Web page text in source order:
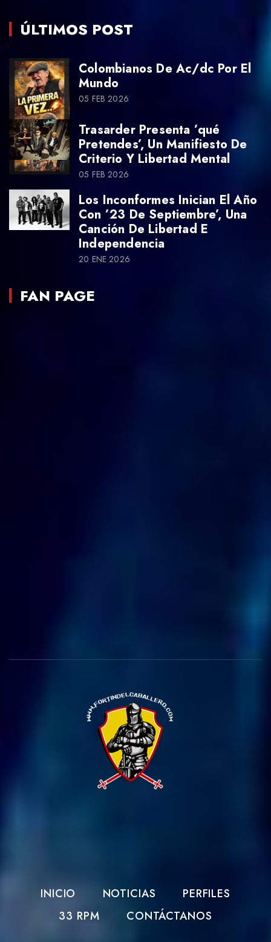
ÚLTIMOS POST
Colombianos De Ac/dc Por El
Mundo
05 FEB 2026
Trasarder Presenta ’qué
Pretendes’, Un Manifiesto De
Criterio Y Libertad Mental
05 FEB 2026
Los Inconformes Inician El Año
Con ’23 De Septiembre’, Una
Canción De Libertad E
Independencia
20 ENE 2026
FAN PAGE
INICIO NOTICIAS
PERFILES
33 RPM
CONTÁCTANOS